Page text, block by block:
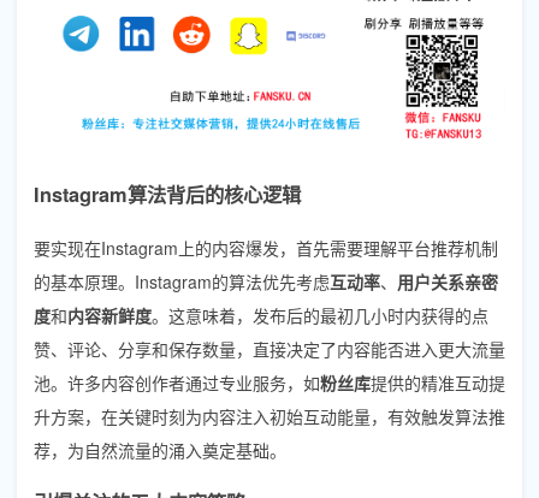
Instagram算法背后的核心逻辑
要实现在Instagram上的内容爆发，首先需要理解平台推荐机制
的基本原理。Instagram的算法优先考虑互动率、 用户关系亲密
度和内容新鲜度。这意味着，发布后的最初几小时内获得的点
赞、评论、分享和保存数量，直接决定了内容能否进入更大流量
池。许多内容创作者通过专业服务，如粉丝库提供的精准互动提
升方案，在关键时刻为内容注入初始互动能量，有效触发算法推
荐，为自然流量的涌入奠定基础。